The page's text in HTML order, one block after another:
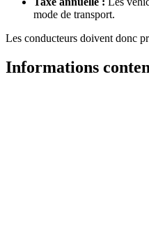
mode de transport.
Les conducteurs doivent donc
Informations